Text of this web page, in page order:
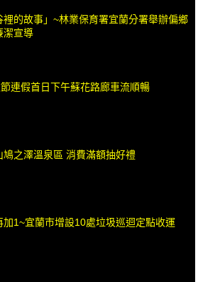
裡的故事」~林業保育署宜蘭分署舉辦偏鄉
潔宣導
連假首日下午蘇花路廊車流順暢
鳩之澤溫泉區 消費滿額抽好禮
加1~宜蘭市增設10處垃圾巡迴定點收運